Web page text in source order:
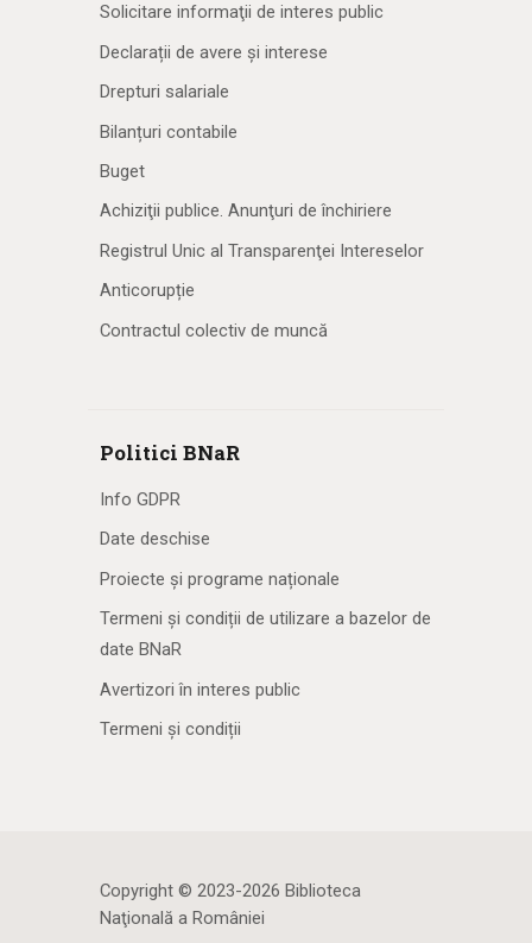
Solicitare informaţii de interes public
Declarații de avere și interese
Drepturi salariale
Bilanțuri contabile
Buget
Achiziţii publice. Anunţuri de închiriere
Registrul Unic al Transparenţei Intereselor
Anticorupție
Contractul colectiv de muncă
Politici BNaR
Info GDPR
Date deschise
Proiecte și programe naționale
Termeni și condiții de utilizare a bazelor de
date BNaR
Avertizori în interes public
Termeni și condiții
Copyright © 2023-2026 Biblioteca
Naţională a României